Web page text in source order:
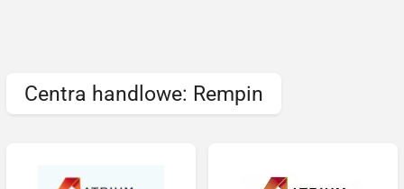
Centra handlowe: Rempin